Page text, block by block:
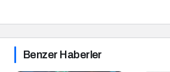
Benzer Haberler